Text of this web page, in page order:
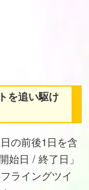
を追い駆け
の前後1日を含
始日 / 終了日」
ライングツイ